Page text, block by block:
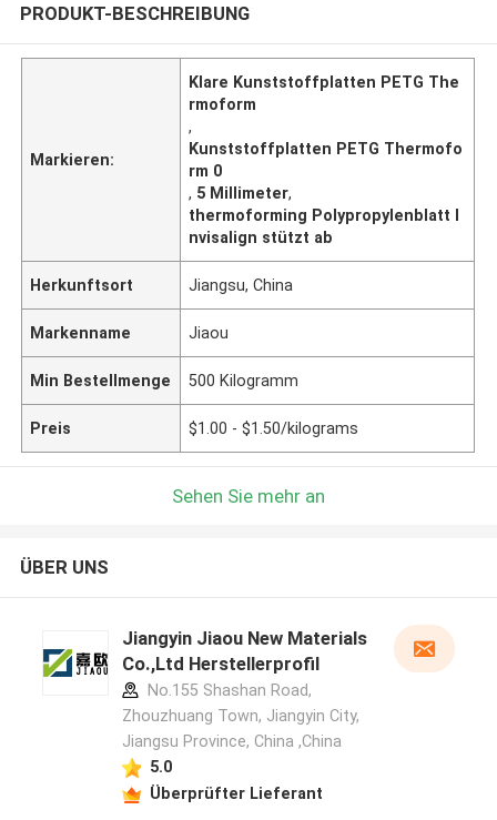
PRODUKT-BESCHREIBUNG
Markieren:
Klare Kunststoffplatten PETG The
rmoform
,
Kunststoffplatten PETG Thermofo
rm 0
, 5 Millimeter,
thermoforming Polypropylenblatt I
nvisalign stützt ab
Herkunftsort Jiangsu, China
Markenname Jiaou
Min Bestellmenge 500 Kilogramm
Preis $1.00 - $1.50/kilograms
Sehen Sie mehr an
ÜBER UNS
Jiangyin Jiaou New Materials
Co.,Ltd Herstellerprofil
No.155 Shashan Road,
Zhouzhuang Town, Jiangyin City,
Jiangsu Province, China ,China
5.0
Überprüfter Lieferant